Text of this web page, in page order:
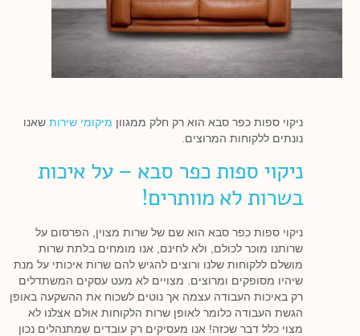
ניקוי ספות כפר סבא הוא רק חלק ממגוון מיקומי שירותשאנו
נונתים ללקוחות המרוצים.
ניקוי ספות כפר סבא – על איכות
בשרות לא מוותרים!
ניקוי ספות כפר סבא הוא שם של שרות מצוין, הפרסום על
שרותנו מוכר לכולם, ולא לחינם, אנו מומחים בלתת שרות
מושלם ללקוחות שלנו ורוצים להגיש להם שרות איכותי על מנת
שיהיו מסופקים ומרוצים. מצויים לא מעט עסקים המשתדלים
רק באיכות העבודה עצמה אך נוטים לשכוח את ההשקעה באופן
הגשת העבודה כלומר לאופן שרות הלקוחות אולם אצלנו לא
מצוי כלל דבר שכזה! אנו מעסיקים רק עובדים שמתנהלים נכון